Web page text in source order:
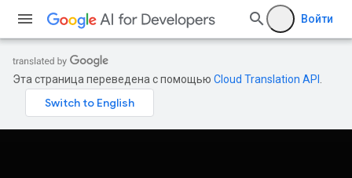
Войти
Эта страница переведена с помощью Cloud Translation API